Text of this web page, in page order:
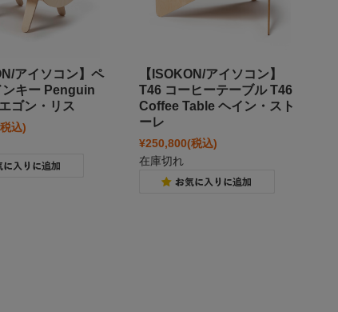
アイソコン】ペ
ンキー Penguin
ゴン・リス
込)
【ISOKON/アイソコン】
T46 コーヒーテーブル T46
Coffee Table ヘイン・スト
ーレ
¥250,800(税込)
在庫切れ